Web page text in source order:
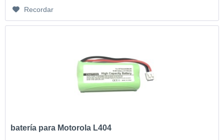
Recordar
batería para Motorola L404